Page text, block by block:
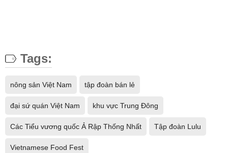
Tags:
nông sản Việt Nam tập đoàn bán lẻ
đại sứ quán Việt Nam khu vực Trung Đông
Các Tiểu vương quốc Ả Rập Thống Nhất Tập đoàn Lulu
Vietnamese Food Fest